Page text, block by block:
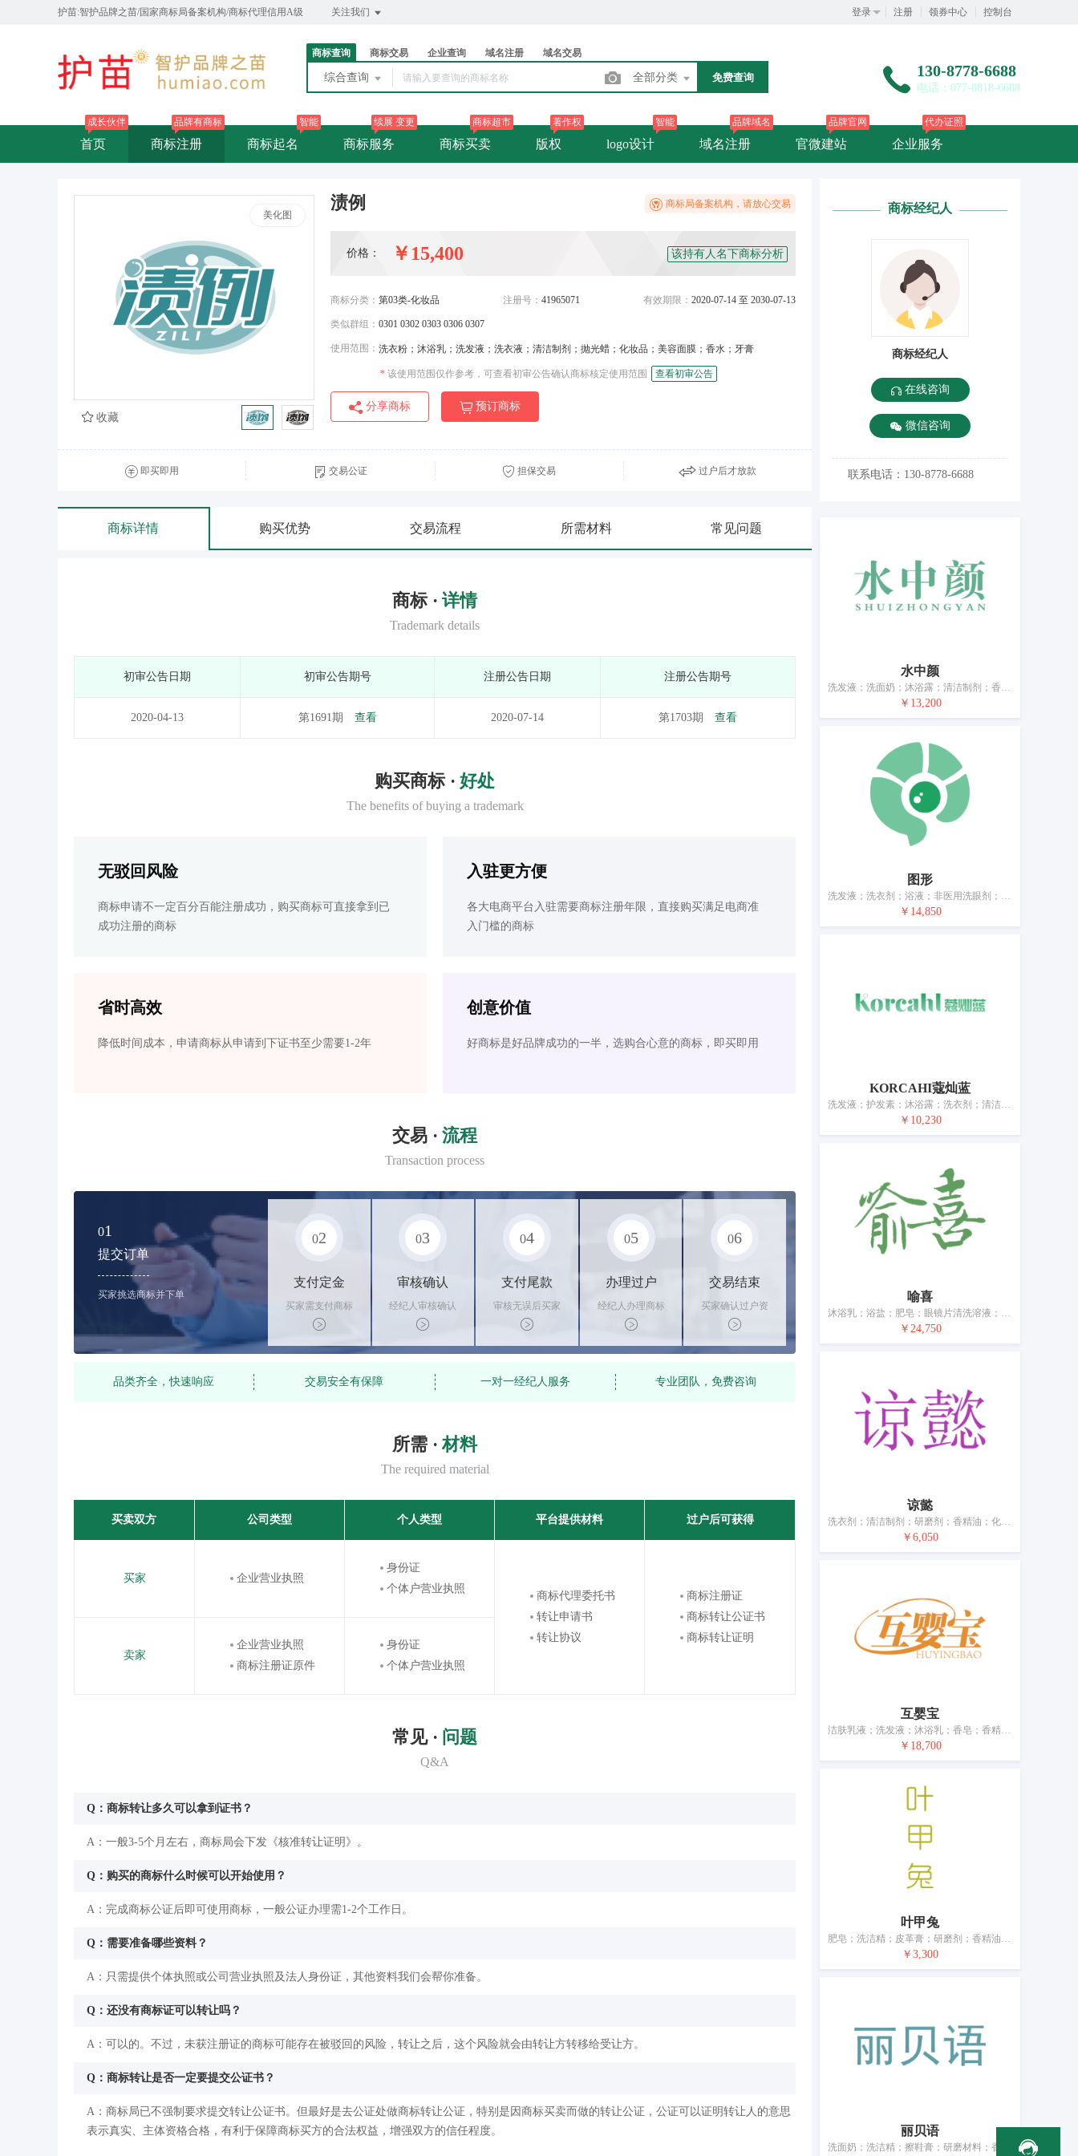
护苗:智护品牌之苗/国家商标局备案机构/商标代理信用A级 关注我们 登录 注册 领券中心 控制台
商标查询 商标交易 企业查询 域名注册 域名交易
综合查询 全部分类 免费查询 130-8778-6688
电话：077-8818-6688
首页
成长伙伴
商标注册
品牌有商标
商标起名
智能
商标服务
续展 变更
商标买卖
商标超市
版权
著作权
logo设计
智能
域名注册
品牌域名
官微建站
品牌官网
企业服务
代办证照
美化图
渍例 商标局备案机构，请放心交易
价格： ￥15,400 该持有人名下商标分析
商标分类： 第03类-化妆品 注册号： 41965071 有效期限： 2020-07-14 至 2030-07-13
类似群组： 0301 0302 0303 0306 0307
使用范围： 洗衣粉；沐浴乳；洗发液；洗衣液；清洁制剂；抛光蜡；化妆品；美容面膜；香水；牙膏
* 该使用范围仅作参考，可查看初审公告确认商标核定使用范围 查看初审公告
分享商标
预订商标
收藏
即买即用 交易公证 担保交易 过户后才放款
商标详情 购买优势 交易流程 所需材料 常见问题
商标 · 详情
Trademark details
初审公告日期 初审公告期号 注册公告日期 注册公告期号
2020-04-13 第1691期 查看 2020-07-14 第1703期 查看
购买商标 · 好处
The benefits of buying a trademark
无驳回风险
商标申请不一定百分百能注册成功，购买商标可直接拿到已
成功注册的商标
入驻更方便
各大电商平台入驻需要商标注册年限，直接购买满足电商准
入门槛的商标
省时高效
降低时间成本，申请商标从申请到下证书至少需要1-2年
创意价值
好商标是好品牌成功的一半，选购合心意的商标，即买即用
交易 · 流程
Transaction process
01
提交订单
买家挑选商标并下单
02
支付定金
买家需支付商标
标价的10%的购
买订金
03
审核确认
经纪人审核确认
商标状态
04
支付尾款
审核无误后买家
支付尾款，卖家
办理相关手续
05
办理过户
经纪人办理商标
转让手续，交付
相关证书
06
交易结束
买家确认过户资
料后，平台解冻
资金支付卖家
品类齐全，快速响应 交易安全有保障 一对一经纪人服务 专业团队，免费咨询
所需 · 材料
The required material
买卖双方 公司类型 个人类型 平台提供材料 过户后可获得
买家 企业营业执照
身份证
个体户营业执照
商标代理委托书
转让申请书
转让协议
商标注册证
商标转让公证书
商标转让证明
卖家
企业营业执照
商标注册证原件
身份证
个体户营业执照
常见 · 问题
Q&A
Q：商标转让多久可以拿到证书？
A：一般3-5个月左右，商标局会下发《核准转让证明》。
Q：购买的商标什么时候可以开始使用？
A：完成商标公证后即可使用商标，一般公证办理需1-2个工作日。
Q：需要准备哪些资料？
A：只需提供个体执照或公司营业执照及法人身份证，其他资料我们会帮你准备。
Q：还没有商标证可以转让吗？
A：可以的。不过，未获注册证的商标可能存在被驳回的风险，转让之后，这个风险就会由转让方转移给受让方。
Q：商标转让是否一定要提交公证书？
A：商标局已不强制要求提交转让公证书。但最好是去公证处做商标转让公证，特别是因商标买卖而做的转让公证，公证可以证明转让人的意思
表示真实、主体资格合格，有利于保障商标买方的合法权益，增强双方的信任程度。
商标经纪人
商标经纪人
在线咨询
微信咨询
联系电话：130-8778-6688
水中颜
洗发液；洗面奶；沐浴露；清洁制剂；香精油；化妆品；美容面膜；牙膏；香；空气芳香剂
￥13,200
图形
洗发液；洗衣剂；浴液；非医用洗眼剂；浸去污剂的眼镜布；清洁制剂；眼镜片清洗溶液；化妆品；眼霜；美容用眼贴
￥14,850
KORCAHI蔻灿蓝
洗发液；护发素；沐浴露；洗衣剂；清洁制剂；卸妆水；化妆棉；化妆品；护手霜；美容面膜；身体用润肤乳；牙膏
￥10,230
喻喜
沐浴乳；浴盐；肥皂；眼镜片清洗溶液；香料；化妆用面膜；化妆品；爽身粉；香；香木；空气芳香剂
￥24,750
谅懿
洗衣剂；清洁制剂；研磨剂；香精油；化妆品；美容面膜；个人或动物用除臭剂；牙齿清洁制剂；香；空气芳香剂
￥6,050
互婴宝
洁肤乳液；洗发液；沐浴乳；香皂；香精油；化妆品；爽身粉；痱子粉；牙膏；香
￥18,700
叶甲兔
肥皂；洗洁精；皮革膏；研磨剂；香精油；化妆品；牙膏；干花瓣与香料混合物（香料）；动物用化妆品；空气芳香剂
￥3,300
丽贝语